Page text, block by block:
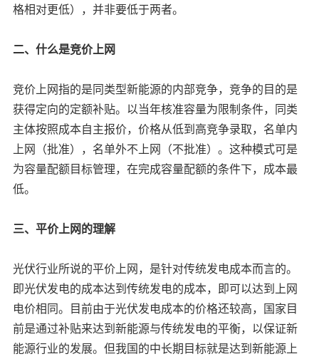
格相对更低），并非要低于两者。
二、什么是竞价上网
竞价上网指的是同类型新能源的内部竞争，竞争的目的是
获得定向的定额补贴。以当年核准容量为限制条件，同类
主体按照成本自主报价，价格从低到高竞争录取，名单内
上网（批准），名单外不上网（不批准）。这种模式可是
为容量配额目标管理，在完成容量配额的条件下，成本最
低。
三、平价上网的理解
光伏行业所说的平价上网，是针对传统发电成本而言的。
即光伏发电的成本达到传统发电的成本，即可以达到上网
电价相同。目前由于光伏发电成本的价格还较高，国家目
前是通过补贴来达到新能源与传统发电的平衡，以保证新
能源行业的发展。但我国的中长期目标就是达到新能源上